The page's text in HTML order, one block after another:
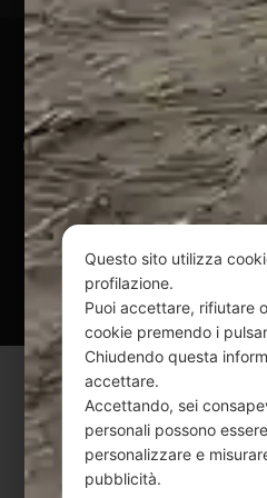
@ Copyright 2024 Webpesca
Andrenacci P.Iva
Via G. Galilei n. 2 – 64018
Mail:info@webpesca.it| Pec:
Questo sito è protetto
Privacy Policy e
Questo sito utilizza
profilazione.
Puoi accettare, rifiutare
cookie premendo i
Chiudendo questa
accettare.
Accettando, sei
personali possono
personalizzare e
pubblicità.